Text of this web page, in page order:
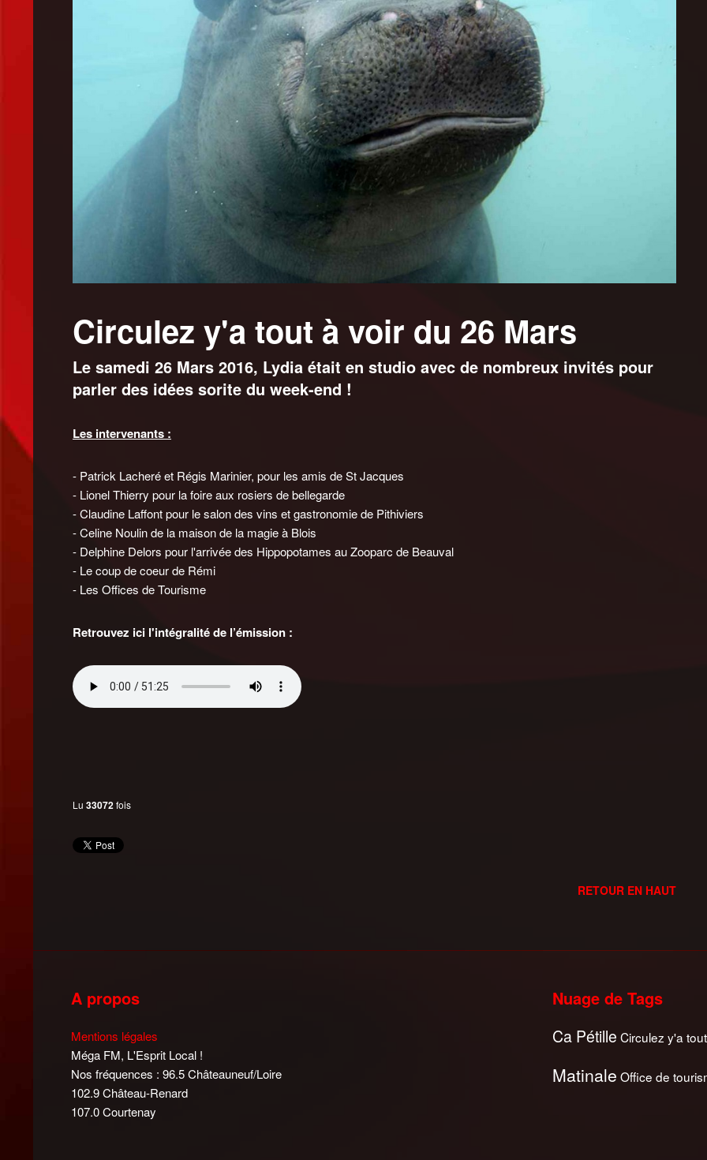
Circulez y'a tout à voir du 26 Mars
Le samedi 26 Mars 2016, Lydia était en studio avec de nombreux invités pour
parler des idées sorite du week-end !
Les intervenants :
- Patrick Lacheré et Régis Marinier, pour les amis de St Jacques
- Lionel Thierry pour la foire aux rosiers de bellegarde
- Claudine Laffont pour le salon des vins et gastronomie de Pithiviers
- Celine Noulin de la maison de la magie à Blois
- Delphine Delors pour l'arrivée des Hippopotames au Zooparc de Beauval
- Le coup de coeur de Rémi
- Les Offices de Tourisme
Retrouvez ici l'intégralité de l’émission :
Lu 33072fois
RETOUR EN HAUT
A propos
Mentions légales
Méga FM, L'Esprit Local !
Nos fréquences : 96.5 Châteauneuf/Loire
102.9 Château-Renard
107.0 Courtenay
Nuage de Tags
Ca Pétille Circulez y'a
Matinale Office de